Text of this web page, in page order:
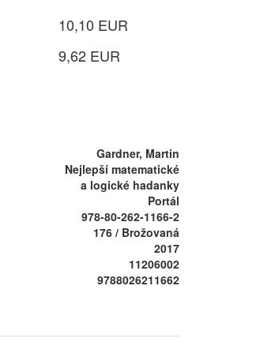
10,10 EUR
9,62 EUR
Gardner, Martin
Nejlepší matematické
a logické hadanky
Portál
978-80-262-1166-2
176 / Brožovaná
2017
11206002
9788026211662